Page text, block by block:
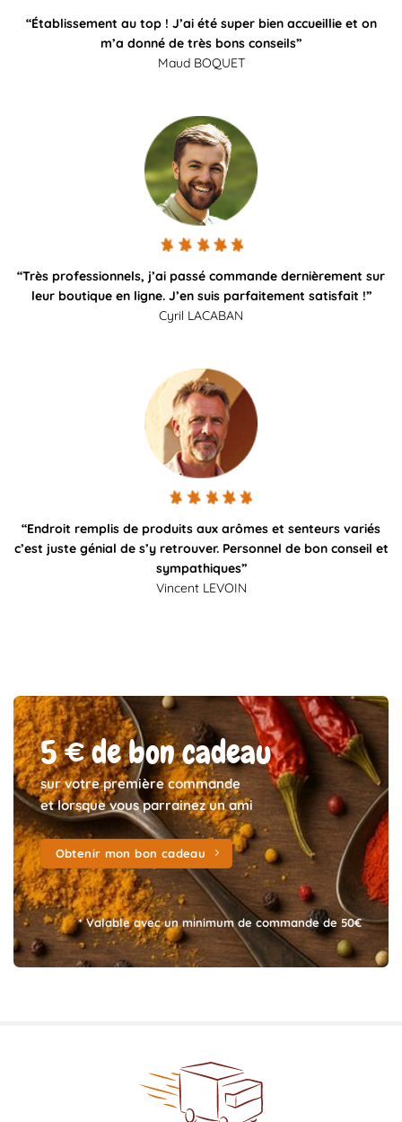
“Établissement au top ! J’ai été super bien accueillie et on
m’a donné de très bons conseils”
Maud BOQUET
“Très professionnels, j’ai passé commande dernièrement sur
leur boutique en ligne. J’en suis parfaitement satisfait !”
Cyril LACABAN
“Endroit remplis de produits aux arômes et senteurs variés
c’est juste génial de s’y retrouver. Personnel de bon conseil et
sympathiques”
Vincent LEVOIN
5 € de bon cadeau
sur votre première commande
et lorsque vous parrainez un ami
Obtenir mon bon cadeau
* Valable avec un minimum de commande de 50€